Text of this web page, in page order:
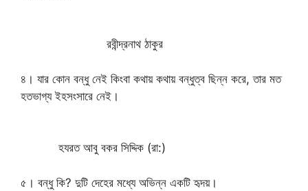
রবীন্দ্রনাথ ঠাকুর
৪। যার কোন বন্ধু নেই কিংবা কথায় কথায় বন্ধুত্ব ছিন্ন করে, তার মত
হতভাগ্য ইহসংসারে নেই।
হযরত আবু বকর সিদ্দিক (রা:)
৫। বন্ধু কি? দুটি দেহের মধ্যে অভিন্ন একটি হৃদয়।